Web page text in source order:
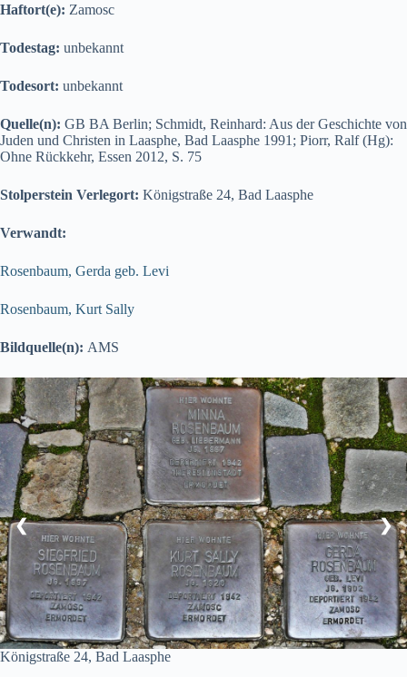
Haftort(e): Zamosc
Todestag: unbekannt
Todesort: unbekannt
Quelle(n): GB BA Berlin; Schmidt, Reinhard: Aus der Geschichte von
Juden und Christen in Laasphe, Bad Laasphe 1991; Piorr, Ralf (Hg):
Ohne Rückkehr, Essen 2012, S. 75
Stolperstein Verlegort: Königstraße 24, Bad Laasphe
Verwandt:
Rosenbaum, Gerda geb. Levi
Rosenbaum, Kurt Sally
Bildquelle(n): AMS
Königstraße 24, Bad Laasphe
❮ ❯